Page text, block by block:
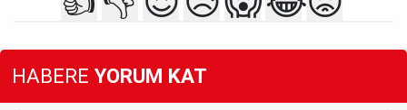
HABERE YORUM KAT